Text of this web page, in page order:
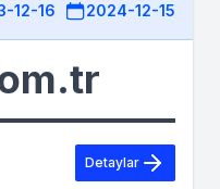
12-16 2024-12-15
Detaylar